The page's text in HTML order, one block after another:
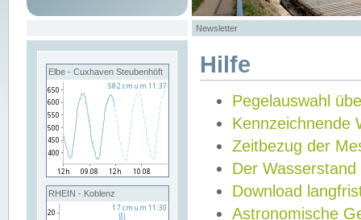
Newsletter
Elbe - Cuxhaven Steubenhöft
RHEIN - Koblenz
Hilfe
Pegelauswahl
Kennzeichnende
Zeitbezug der
Der Wasserstand
Download
Astronomische